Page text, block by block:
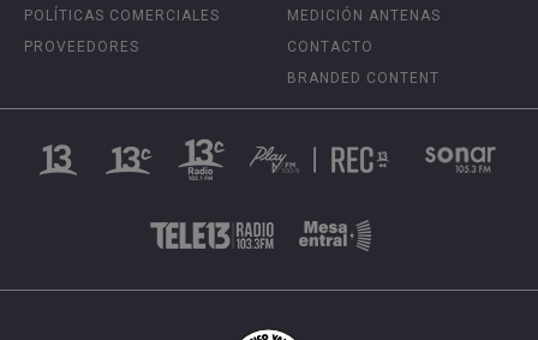
POLÍTICAS COMERCIALES
PROVEEDORES
MEDICIÓN ANTENAS
CONTACTO
BRANDED CONTENT